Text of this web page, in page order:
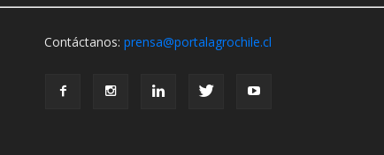
Contáctanos:prensa@portalagrochile.cl